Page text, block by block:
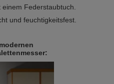
Federstaubtuch.
und feuchtigkeitsfest.